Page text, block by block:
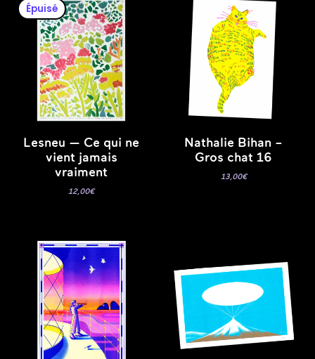
Épuisé
Lesneu — Ce qui ne
vient jamais
vraiment
12,00€
Nathalie Bihan –
Gros chat 16
13,00€